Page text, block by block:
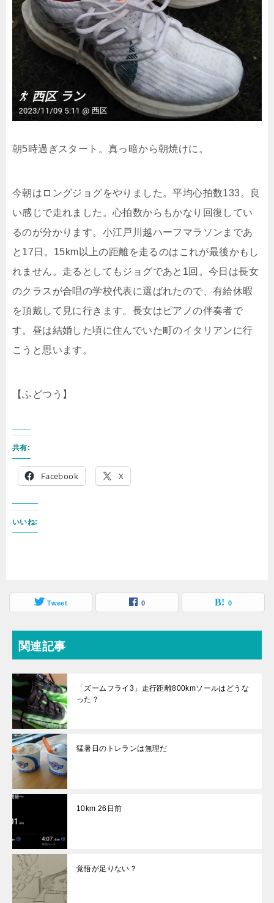
朝5時過ぎスタート。真っ暗から朝焼けに。
今朝はロングジョグをやりました。平均心拍数133。良
い感じで走れました。心拍数からもかなり回復してい
るのが分かります。小江戸川越ハーフマラソンまであ
と17日。15km以上の距離を走るのはこれが最後かもし
れません。走るとしてもジョグであと1回。今日は長女
のクラスが合唱の学校代表に選ばれたので、有給休暇
を頂戴して見に行きます。長女はピアノの伴奏者で
す。昼は結婚した頃に住んでいた町のイタリアンに行
こうと思います。
【ふどつう】
共有:
Facebook X
いいね:
Tweet 0 0
関連記事
「ズームフライ3」走行距離800kmソールはどうな
った？
猛暑日のトレランは無理だ
10km 26日前
覚悟が足りない？